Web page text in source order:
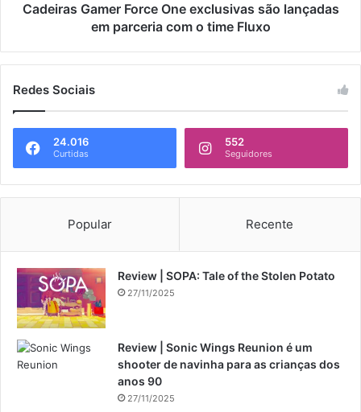
Cadeiras Gamer Force One exclusivas são lançadas
em parceria com o time Fluxo
Redes Sociais
24.016
Curtidas
552
Seguidores
Popular Recente
Review | SOPA: Tale of the Stolen Potato
27/11/2025
Review | Sonic Wings Reunion é um
shooter de navinha para as crianças dos
anos 90
27/11/2025